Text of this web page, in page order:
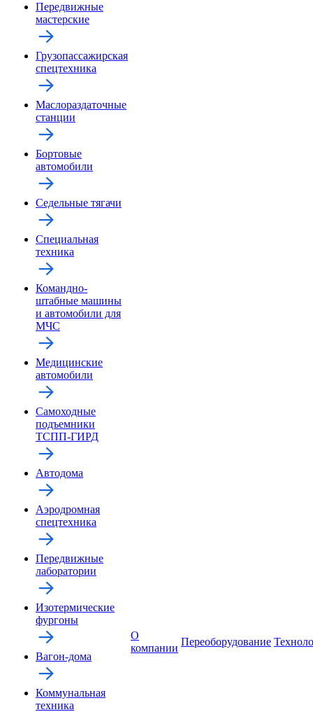
Передвижные
мастерские
Грузопассажирская
спецтехника
Маслораздаточные
станции
Бортовые
автомобили
Седельные тягачи
Специальная
техника
Командно-
штабные машины
и автомобили для
МЧС
Медицинские
автомобили
Самоходные
подъемники
ТСПП-ГИРД
Автодома
Аэродромная
спецтехника
Передвижные
лаборатории
Изотермические
фургоны
Вагон-дома
Коммунальная
техника
О
компании
Переоборудование